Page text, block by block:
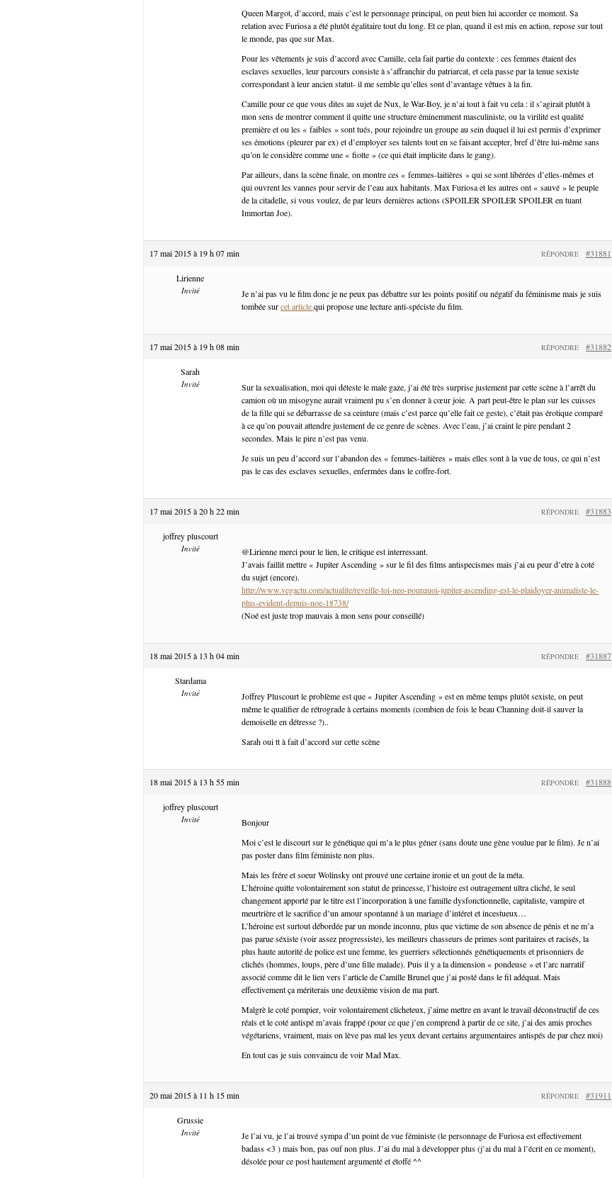
Queen Margot, d’accord, mais c’est le personnage principal, on peut bien lui accorder ce moment. Sa
relation avec Furiosa a été plutôt égalitaire tout du long. Et ce plan, quand il est mis en action, repose sur tout
le monde, pas que sur Max.
Pour les vêtements je suis d’accord avec Camille, cela fait partie du contexte : ces femmes étaient des
esclaves sexuelles, leur parcours consiste à s’affranchir du patriarcat, et cela passe par la tenue sexiste
correspondant à leur ancien statut- il me semble qu’elles sont d’avantage vêtues à la fin.
Camille pour ce que vous dites au sujet de Nux, le War-Boy, je n’ai tout à fait vu cela : il s’agirait plutôt à
mon sens de montrer comment il quitte une structure éminemment masculiniste, ou la virilité est qualité
première et ou les « faibles » sont tués, pour rejoindre un groupe au sein duquel il lui est permis d’exprimer
ses émotions (pleurer par ex) et d’employer ses talents tout en se faisant accepter, bref d’être lui-même sans
qu’on le considère comme une « fiotte » (ce qui était implicite dans le gang).
Par ailleurs, dans la scène finale, on montre ces « femmes-laitières » qui se sont libérées d’elles-mêmes et
qui ouvrent les vannes pour servir de l’eau aux habitants. Max Furiosa et les autres ont « sauvé » le peuple
de la citadelle, si vous voulez, de par leurs dernières actions (SPOILER SPOILER SPOILER en tuant
Immortan Joe).
17 mai 2015 à 19 h 07 min #31881
RÉPONDRE
Lirienne
Invité
Je n’ai pas vu le film donc je ne peux pas débattre sur les points positif ou négatif du féminisme mais je suis
tombée surcet articlequi propose une lecture anti-spéciste du film.
17 mai 2015 à 19 h 08 min #31882
RÉPONDRE
Sarah
Invité
Sur la sexualisation, moi qui déteste le male gaze, j’ai été très surprise justement par cette scène à l’arrêt du
camion où un misogyne aurait vraiment pu s’en donner à cœur joie. A part peut-être le plan sur les cuisses
de la fille qui se débarrasse de sa ceinture (mais c’est parce qu’elle fait ce geste), c’était pas érotique comparé
à ce qu’on pouvait attendre justement de ce genre de scènes. Avec l’eau, j’ai craint le pire pendant 2
secondes. Mais le pire n’est pas venu.
Je suis un peu d’accord sur l’abandon des « femmes-laitières » mais elles sont à la vue de tous, ce qui n’est
pas le cas des esclaves sexuelles, enfermées dans le coffre-fort.
17 mai 2015 à 20 h 22 min #31883
RÉPONDRE
joffrey pluscourt
Invité
@Lirienne merci pour le lien, le critique est interressant.
J’avais faillit mettre « Jupiter Ascending » sur le fil des films antispecismes mais j’ai eu peur d’etre à coté
du sujet (encore).
http://www.vegactu.com/actualite/reveille-toi-neo-pourquoi-jupiter-ascending-est-le-plaidoyer-animaliste-le-
plus-evident-depuis-noe-18738/
(Noé est juste trop mauvais à mon sens pour conseillé)
18 mai 2015 à 13 h 04 min #31887
RÉPONDRE
Stardama
Invité
Joffrey Pluscourt le problème est que « Jupiter Ascending » est en même temps plutôt sexiste, on peut
même le qualifier de rétrograde à certains moments (combien de fois le beau Channing doit-il sauver la
demoiselle en détresse ?)..
Sarah oui tt à fait d’accord sur cette scène
18 mai 2015 à 13 h 55 min #31888
RÉPONDRE
joffrey pluscourt
Invité
Bonjour
Moi c’est le discourt sur le génétique qui m’a le plus géner (sans doute une gène voulue par le film). Je n’ai
pas poster dans film féministe non plus.
Mais les frére et soeur Wolinsky ont prouvé une certaine ironie et un gout de la méta.
L’héroine quitte volontairement son statut de princesse, l’histoire est outragement ultra cliché, le seul
changement apporté par le titre est l’incorporation à une famille dysfonctionnelle, capitaliste, vampire et
meurtrière et le sacrifice d’un amour spontanné à un mariage d’intéret et incestueux…
L’héroine est surtout débordée par un monde inconnu, plus que victime de son absence de pénis et ne m’a
pas parue séxiste (voir assez progressiste), les meilleurs chasseurs de primes sont paritaires et racisés, la
plus haute autorité de police est une femme, les guerriers sélectionnés génétiquements et prisonniers de
clichés (hommes, loups, père d’une fille malade). Puis il y a la dimension « pondeuse » et l’arc narratif
associé comme dit le lien vers l’article de Camille Brunel que j’ai posté dans le fil adéquat. Mais
effectivement ça mériterais une deuxième vision de ma part.
Malgrè le coté pompier, voir volontairement clicheteux, j’aime mettre en avant le travail déconstructif de ces
réals et le coté antispé m’avais frappé (pour ce que j’en comprend à partir de ce site, j’ai des amis proches
végétariens, vraiment, mais on lève pas mal les yeux devant certains argumentaires antispés de par chez moi)
En tout cas je suis convaincu de voir Mad Max.
20 mai 2015 à 11 h 15 min #31911
RÉPONDRE
Grussie
Invité
Je l’ai vu, je l’ai trouvé sympa d’un point de vue féministe (le personnage de Furiosa est effectivement
badass <3 ) mais bon, pas ouf non plus. J’ai du mal à développer plus (j’ai du mal à l’écrit en ce moment),
désolée pour ce post hautement argumenté et étoffé ^^